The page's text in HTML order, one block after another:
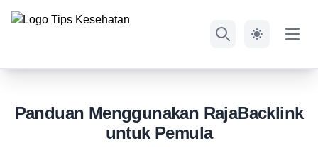
Panduan Menggunakan RajaBacklink
untuk Pemula